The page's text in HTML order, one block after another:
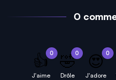
0
0
👍
J'aime
0
🤣
Drôle
0
😍
J'adore